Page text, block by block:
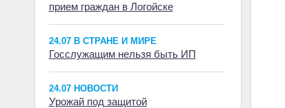
прием граждан в Логойске
24.07 В СТРАНЕ И МИРЕ
Госслужащим нельзя быть ИП
24.07 НОВОСТИ
Урожай под защитой